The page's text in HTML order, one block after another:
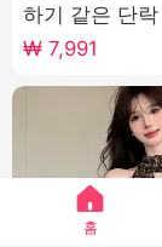
하기 같은 단락
지 여자 2025
게으른 바람
슨한 넓은 다
₩7,991
홈